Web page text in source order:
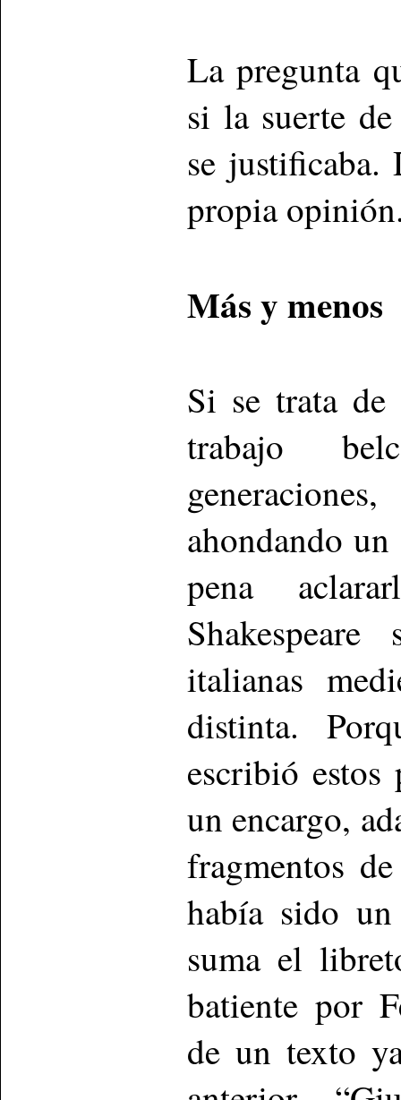
La pregunta
si la suerte
se justificaba.
propia
Más y menos
Si se trata
trabajo
ahondando
pena
italianas
distinta.
escribió estos
un encargo,
fragmentos
había sido
suma el
batiente por
de un texto